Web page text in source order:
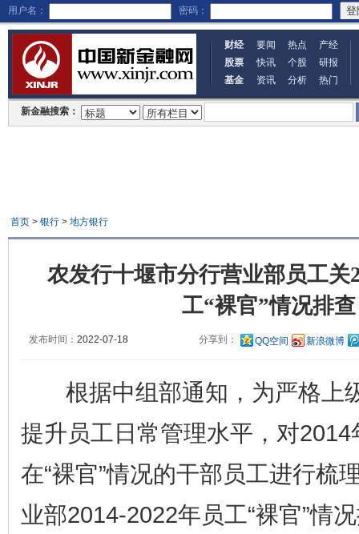
用户名： 密码：
财经 要闻 热点
产经
股票
快讯 个股
研报
基金
资讯 分析 热门
新金融搜索：
首页> 银行> 地方银行
农发行十堰市分行营业部员工关
工“裸官”情况排查
发布时间： 2022-07-18 分享到： QQ空间 新浪微博
根据中组部通知，为严格上
提升员工日常管理水平，对
在“裸官”情况的干部员工进行梳
业部2014-2022年员工“裸官”情